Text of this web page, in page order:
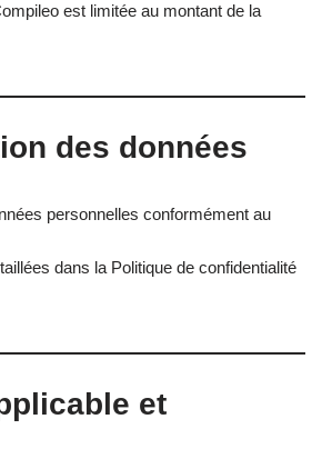
est limitée au montant de la
des données
personnelles conformément au
dans la Politique de confidentialité
et